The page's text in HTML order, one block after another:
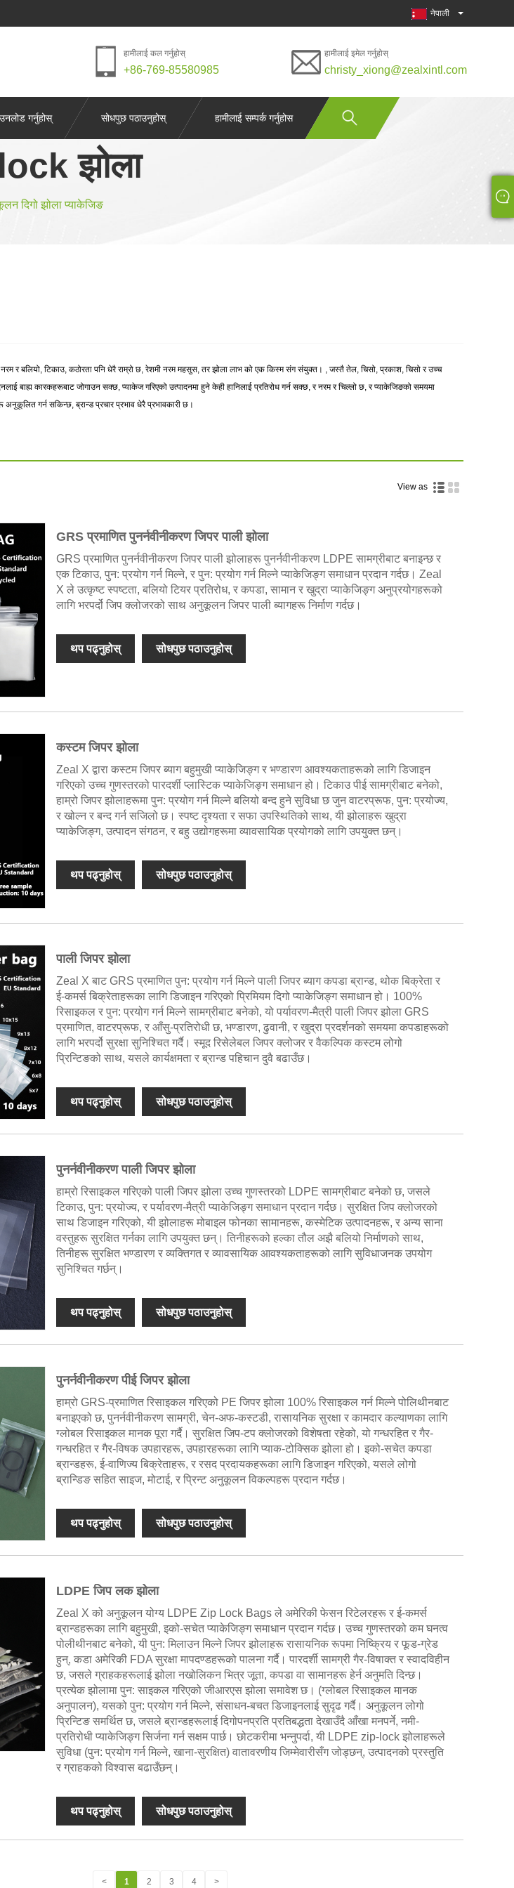
नेपाली
हामीलाई कल गर्नुहोस्
+86-769-85580985
हामीलाई इमेल गर्नुहोस्
christy_xiong@zealxintl.com
गर्नुहोस् सोधपुछ पठाउनुहोस् हामीलाई सम्पर्क गर्नुहोस
झोला
दिगो झोला प्याकेजिङ
र बलियो, टिकाउ, कठोरता पनि धेरै राम्रो छ, रेशमी नरम महसुस, तर झोला लाभ को एक किस्म संग संयुक्त। , जस्तै तेल, चिसो, प्रकाश, चिसो र उच्च
बाह्य कारकहरूबाट जोगाउन सक्छ, प्याकेज गरिएको उत्पादनमा हुने केही हानिलाई प्रतिरोध गर्न सक्छ, र नरम र चिल्लो छ, र प्याकेजिङको समयमा
अनुकूलित गर्न सकिन्छ, ब्रान्ड प्रचार प्रभाव धेरै प्रभावकारी छ।
View as
GRS प्रमाणित पुनर्नवीनीकरण जिपर पाली झोला
GRS प्रमाणित पुनर्नवीनीकरण जिपर पाली झोलाहरू पुनर्नवीनीकरण LDPE सामग्रीबाट बनाइन्छ र
एक टिकाउ, पुन: प्रयोग गर्न मिल्ने, र पुन: प्रयोग गर्न मिल्ने प्याकेजिङ्ग समाधान प्रदान गर्दछ। Zeal
X ले उत्कृष्ट स्पष्टता, बलियो टियर प्रतिरोध, र कपडा, सामान र खुद्रा प्याकेजिङ्ग अनुप्रयोगहरूको
लागि भरपर्दो जिप क्लोजरको साथ अनुकूलन जिपर पाली ब्यागहरू निर्माण गर्दछ।
थप पढ्नुहोस् सोधपुछ पठाउनुहोस्
कस्टम जिपर झोला
Zeal X द्वारा कस्टम जिपर ब्याग बहुमुखी प्याकेजिङ्ग र भण्डारण आवश्यकताहरूको लागि डिजाइन
गरिएको उच्च गुणस्तरको पारदर्शी प्लास्टिक प्याकेजिङ्ग समाधान हो। टिकाउ पीई सामग्रीबाट बनेको,
हाम्रो जिपर झोलाहरूमा पुन: प्रयोग गर्न मिल्ने बलियो बन्द हुने सुविधा छ जुन वाटरप्रूफ, पुन: प्रयोज्य,
र खोल्न र बन्द गर्न सजिलो छ। स्पष्ट दृश्यता र सफा उपस्थितिको साथ, यी झोलाहरू खुद्रा
प्याकेजिङ्ग, उत्पादन संगठन, र बहु ​​​​उद्योगहरूमा व्यावसायिक प्रयोगको लागि उपयुक्त छन्।
थप पढ्नुहोस् सोधपुछ पठाउनुहोस्
पाली जिपर झोला
Zeal X बाट GRS प्रमाणित पुन: प्रयोग गर्न मिल्ने पाली जिपर ब्याग कपडा ब्रान्ड, थोक बिक्रेता र
ई-कमर्स बिक्रेताहरूका लागि डिजाइन गरिएको प्रिमियम दिगो प्याकेजिङ्ग समाधान हो। 100%
रिसाइकल र पुन: प्रयोग गर्न मिल्ने सामग्रीबाट बनेको, यो पर्यावरण-मैत्री पाली जिपर झोला GRS
प्रमाणित, वाटरप्रूफ, र आँसु-प्रतिरोधी छ, भण्डारण, ढुवानी, र खुद्रा प्रदर्शनको समयमा कपडाहरूको
लागि भरपर्दो सुरक्षा सुनिश्चित गर्दै। स्मूद रिसेलेबल जिपर क्लोजर र वैकल्पिक कस्टम लोगो
प्रिन्टिङको साथ, यसले कार्यक्षमता र ब्रान्ड पहिचान दुवै बढाउँछ।
थप पढ्नुहोस् सोधपुछ पठाउनुहोस्
पुनर्नवीनीकरण पाली जिपर झोला
हाम्रो रिसाइकल गरिएको पाली जिपर झोला उच्च गुणस्तरको LDPE सामग्रीबाट बनेको छ, जसले
टिकाउ, पुन: प्रयोज्य, र पर्यावरण-मैत्री प्याकेजिङ्ग समाधान प्रदान गर्दछ। सुरक्षित जिप क्लोजरको
साथ डिजाइन गरिएको, यी झोलाहरू मोबाइल फोनका सामानहरू, कस्मेटिक उत्पादनहरू, र अन्य साना
वस्तुहरू सुरक्षित गर्नका लागि उपयुक्त छन्। तिनीहरूको हल्का तौल अझै बलियो निर्माणको साथ,
तिनीहरू सुरक्षित भण्डारण र व्यक्तिगत र व्यावसायिक आवश्यकताहरूको लागि सुविधाजनक उपयोग
सुनिश्चित गर्छन्।
थप पढ्नुहोस् सोधपुछ पठाउनुहोस्
पुनर्नवीनीकरण पीई जिपर झोला
हाम्रो GRS-प्रमाणित रिसाइकल गरिएको PE जिपर झोला 100% रिसाइकल गर्न मिल्ने पोलिथीनबाट
बनाइएको छ, पुनर्नवीनीकरण सामग्री, चेन-अफ-कस्टडी, रासायनिक सुरक्षा र कामदार कल्याणका लागि
ग्लोबल रिसाइकल मानक पूरा गर्दै। सुरक्षित जिप-टप क्लोजरको विशेषता रहेको, यो गन्धरहित र गैर-
गन्धरहित र गैर-विषक उपहारहरू, उपहारहरूका लागि प्याक-टोक्सिक झोला हो। इको-सचेत कपडा
ब्रान्डहरू, ई-वाणिज्य बिक्रेताहरू, र रसद प्रदायकहरूका लागि डिजाइन गरिएको, यसले लोगो
ब्रान्डिङ सहित साइज, मोटाई, र प्रिन्ट अनुकूलन विकल्पहरू प्रदान गर्दछ।
थप पढ्नुहोस् सोधपुछ पठाउनुहोस्
LDPE जिप लक झोला
Zeal X को अनुकूलन योग्य LDPE Zip Lock Bags ले अमेरिकी फेसन रिटेलरहरू र ई-कमर्स
ब्रान्डहरूका लागि बहुमुखी, इको-सचेत प्याकेजिङ्ग समाधान प्रदान गर्दछ। उच्च गुणस्तरको कम घनत्व
पोलीथीनबाट बनेको, यी पुन: मिलाउन मिल्ने जिपर झोलाहरू रासायनिक रूपमा निष्क्रिय र फूड-ग्रेड
हुन्, कडा अमेरिकी FDA सुरक्षा मापदण्डहरूको पालना गर्दै। पारदर्शी सामग्री गैर-विषाक्त र स्वादविहीन
छ, जसले ग्राहकहरूलाई झोला नखोलिकन भित्र जूता, कपडा वा सामानहरू हेर्न अनुमति दिन्छ।
प्रत्येक झोलामा पुन: साइकल गरिएको जीआरएस झोला समावेश छ। (ग्लोबल रिसाइकल मानक
अनुपालन), यसको पुन: प्रयोग गर्न मिल्ने, संसाधन-बचत डिजाइनलाई सुदृढ गर्दै। अनुकूलन लोगो
प्रिन्टिङ समर्थित छ, जसले ब्रान्डहरूलाई दिगोपनप्रति प्रतिबद्धता देखाउँदै आँखा मनपर्ने, नमी-
प्रतिरोधी प्याकेजिङ्ग सिर्जना गर्न सक्षम पार्छ। छोटकरीमा भन्नुपर्दा, यी LDPE zip-lock झोलाहरूले
सुविधा (पुन: प्रयोग गर्न मिल्ने, खाना-सुरक्षित) वातावरणीय जिम्मेवारीसँग जोड्छन्, उत्पादनको प्रस्तुति
र ग्राहकको विश्वास बढाउँछन्।
थप पढ्नुहोस् सोधपुछ पठाउनुहोस्
< 1 2 3 4 >